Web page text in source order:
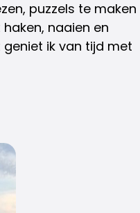
puzzels te maken
naaien en
ik van tijd met